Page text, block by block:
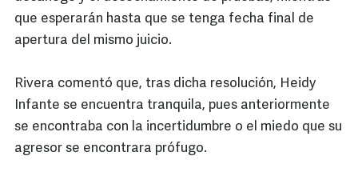
que esperarán hasta que se tenga fecha final de
apertura del mismo juicio.
Rivera comentó que, tras dicha resolución, Heidy
Infante se encuentra tranquila, pues anteriormente
se encontraba con la incertidumbre o el miedo que su
agresor se encontrara prófugo.